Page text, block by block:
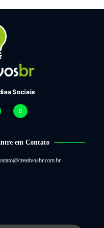
Sociais
em Contato